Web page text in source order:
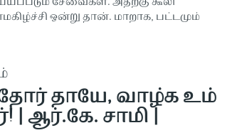
ஒன்று தான். மாறாக, பட்டமும்
தாயே, வாழ்க உம்
| ஆர்.கே. சாமி |